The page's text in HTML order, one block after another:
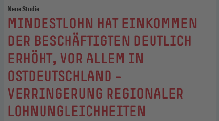
Neue Studie
:
MINDESTLOHN HAT EINKOMMEN
DER BESCHÄFTIGTEN DEUTLICH
ERHÖHT, VOR ALLEM IN
OSTDEUTSCHLAND –
VERRINGERUNG REGIONALER
LOHNUNGLEICHHEITEN